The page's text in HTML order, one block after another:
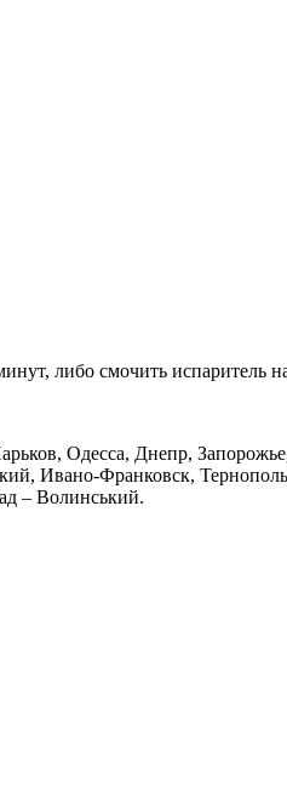
либо смочить испаритель
Одесса, Днепр,
Ивано-Франковск,
– Волинський.